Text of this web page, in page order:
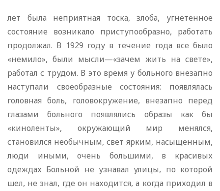
лет была неприятная тоска, злоба, угнетенное
состояние возникало приступообразно, работать
продолжал. В 1929 году в течение года все было
«немило», были мысли—«зачем жить на свете»,
работал с трудом. В это время у больного внезапно
наступали своеобразные состояния: появлялась
головная боль, головокружение, внезапно перед
глазами больного появлялись образы как бы
«киноленты», окружающий мир менялся,
становился необычным, свет ярким, насыщенным,
люди иными, очень большими, в красивых
одеждах Больной не узнавал улицы, по которой
шел, не знал, где он находится, а когда приходил в